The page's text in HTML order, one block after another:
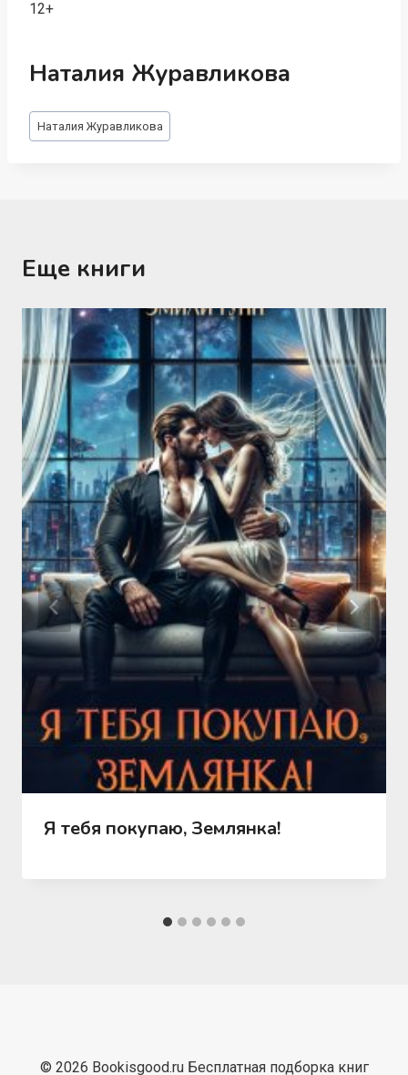
12+
Наталия Журавликова
Метки
записи:
Наталия Журавликова
Еще книги
Я тебя покупаю, Землянка!
© 2026 Bookisgood.ru Бесплатная подборка книг